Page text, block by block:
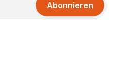
Abonnieren